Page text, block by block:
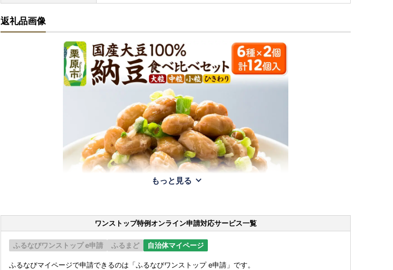
返礼品画像
もっと見る
ワンストップ特例オンライン申請対応サービス一覧
ふるなびワンストップ e申請 ふるまど 自治体マイページ
ふるなびマイページで申請できるのは「ふるなびワンストップ e申請」です。